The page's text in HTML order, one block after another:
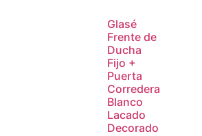
Glasé
Frente de
Ducha
Fijo +
Puerta
Corredera
Blanco
Lacado
Decorado